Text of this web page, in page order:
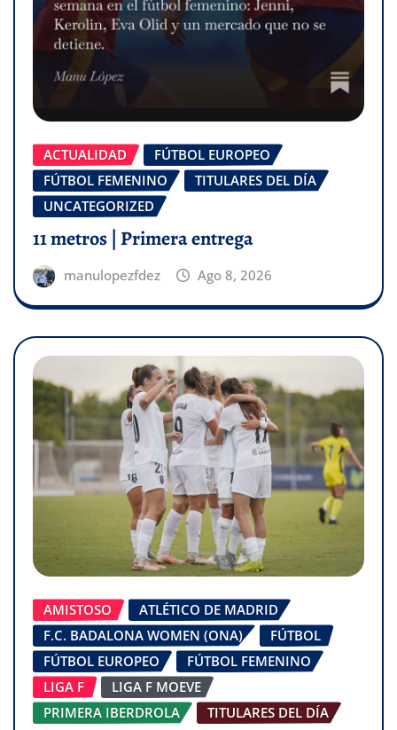
ACTUALIDAD
FÚTBOL EUROPEO
FÚTBOL FEMENINO
TITULARES DEL DÍA
UNCATEGORIZED
11 metros | Primera entrega
manulopezfdez Ago 8, 2026
AMISTOSO
ATLÉTICO DE MADRID
F.C. BADALONA WOMEN (ONA)
FÚTBOL
FÚTBOL EUROPEO
FÚTBOL FEMENINO
LIGA F
LIGA F MOEVE
PRIMERA IBERDROLA
TITULARES DEL DÍA